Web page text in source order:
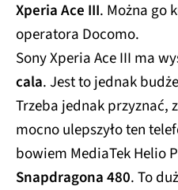
Xperia Ace III. Można go
operatora Docomo.
Sony Xperia Ace III ma
cala. Jest to jednak
Trzeba jednak przyznać,
mocno ulepszyło ten
bowiem MediaTek Helio
Snapdragona 480. To